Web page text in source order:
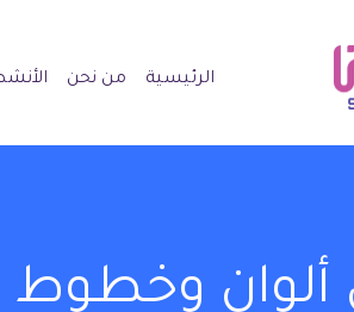
الرئيسية من نحن
وخطوط